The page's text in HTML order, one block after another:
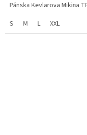
Pánska Kevlarova Mikina
S
M L XXL